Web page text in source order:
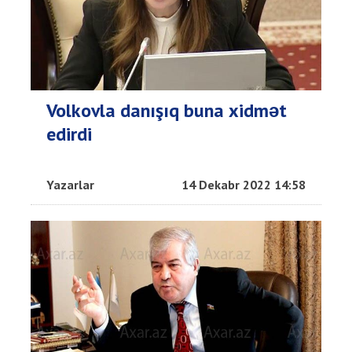
Volkovla danışıq buna xidmət
edirdi
Yazarlar 14 Dekabr 2022 14:58